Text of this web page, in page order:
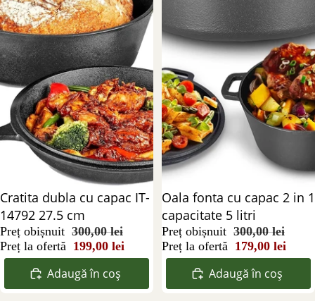
Reducere 34%
Cratita dubla cu capac IT-
14792 27.5 cm
Preț obișnuit 300,00 lei
Preț la ofertă 199,00 lei
Adaugă în coș
Reducere 40%
Oala fonta cu capac 2 in 1
capacitate 5 litri
Preț obișnuit 300,00 lei
Preț la ofertă 179,00 lei
Adaugă în coș